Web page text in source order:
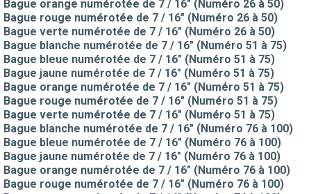
Bague orange numérotée de 7 / 16" (Numéro 26 à 50)
Bague rouge numérotée de 7 / 16" (Numéro 26 à 50)
Bague verte numérotée de 7 / 16" (Numéro 26 à 50)
Bague blanche numérotée de 7 / 16" (Numéro 51 à 75)
Bague bleue numérotée de 7 / 16" (Numéro 51 à 75)
Bague jaune numérotée de 7 / 16" (Numéro 51 à 75)
Bague orange numérotée de 7 / 16" (Numéro 51 à 75)
Bague rouge numérotée de 7 / 16" (Numéro 51 à 75)
Bague verte numérotée de 7 / 16" (Numéro 51 à 75)
Bague blanche numérotée de 7 / 16" (Numéro 76 à 100)
Bague bleue numérotée de 7 / 16" (Numéro 76 à 100)
Bague jaune numérotée de 7 / 16" (Numéro 76 à 100)
Bague orange numérotée de 7 / 16" (Numéro 76 à 100)
Bague rouge numérotée de 7 / 16" (Numéro 76 à 100)